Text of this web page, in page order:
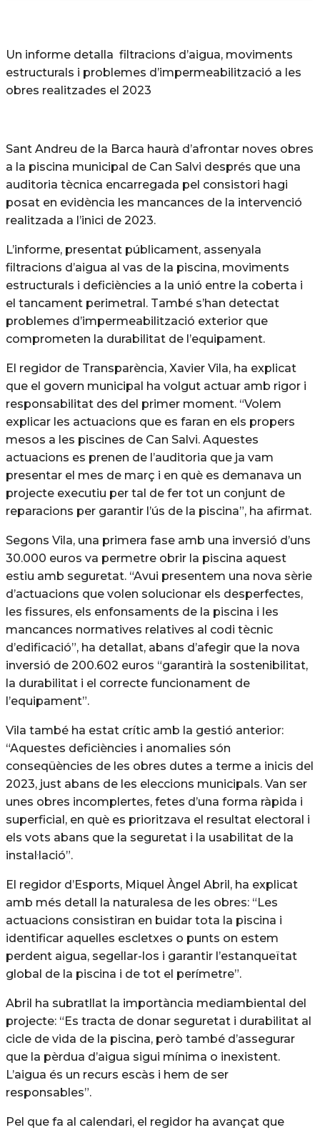
Un informe detalla filtracions d’aigua, moviments
estructurals i problemes d’impermeabilització a les
obres realitzades el 2023
Sant Andreu de la Barca haurà d’afrontar noves obres
a la piscina municipal de Can Salvi després que una
auditoria tècnica encarregada pel consistori hagi
posat en evidència les mancances de la intervenció
realitzada a l’inici de 2023.
L’informe, presentat públicament, assenyala
filtracions d’aigua al vas de la piscina, moviments
estructurals i deficiències a la unió entre la coberta i
el tancament perimetral. També s’han detectat
problemes d’impermeabilització exterior que
comprometen la durabilitat de l’equipament.
El regidor de Transparència, Xavier Vila, ha explicat
que el govern municipal ha volgut actuar amb rigor i
responsabilitat des del primer moment. “Volem
explicar les actuacions que es faran en els propers
mesos a les piscines de Can Salvi. Aquestes
actuacions es prenen de l’auditoria que ja vam
presentar el mes de març i en què es demanava un
projecte executiu per tal de fer tot un conjunt de
reparacions per garantir l’ús de la piscina”, ha afirmat.
Segons Vila, una primera fase amb una inversió d’uns
30.000 euros va permetre obrir la piscina aquest
estiu amb seguretat. “Avui presentem una nova sèrie
d’actuacions que volen solucionar els desperfectes,
les fissures, els enfonsaments de la piscina i les
mancances normatives relatives al codi tècnic
d’edificació”, ha detallat, abans d’afegir que la nova
inversió de 200.602 euros “garantirà la sostenibilitat,
la durabilitat i el correcte funcionament de
l’equipament”.
Vila també ha estat crític amb la gestió anterior:
“Aquestes deficiències i anomalies són
conseqüències de les obres dutes a terme a inicis del
2023, just abans de les eleccions municipals. Van ser
unes obres incomplertes, fetes d’una forma ràpida i
superficial, en què es prioritzava el resultat electoral i
els vots abans que la seguretat i la usabilitat de la
instal·lació”.
El regidor d’Esports, Miquel Àngel Abril, ha explicat
amb més detall la naturalesa de les obres: “Les
actuacions consistiran en buidar tota la piscina i
identificar aquelles escletxes o punts on estem
perdent aigua, segellar-los i garantir l’estanqueïtat
global de la piscina i de tot el perímetre”.
Abril ha subratllat la importància mediambiental del
projecte: “Es tracta de donar seguretat i durabilitat al
cicle de vida de la piscina, però també d’assegurar
que la pèrdua d’aigua sigui mínima o inexistent.
L’aigua és un recurs escàs i hem de ser
responsables”.
Pel que fa al calendari, el regidor ha avançat que